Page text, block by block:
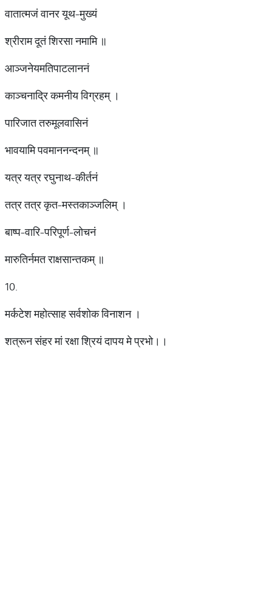
वातात्मजं वानर यूथ-मुख्यं
श्रीराम दूतं शिरसा नमामि ॥
आञ्जनेयमतिपाटलाननं
काञ्चनाद्रि कमनीय विग्रहम् ।
पारिजात तरुमूलवासिनं
भावयामि पवमाननन्दनम् ॥
यत्र यत्र रघुनाथ-कीर्तनं
तत्र तत्र कृत-मस्तकाञ्जलिम् ।
बाष्प-वारि-परिपूर्ण-लोचनं
मारुतिर्नमत राक्षसान्तकम् ॥
10.
मर्कटेश महोत्साह सर्वशोक विनाशन ।
शत्रून संहर मां रक्षा श्रियं दापय मे प्रभो।।